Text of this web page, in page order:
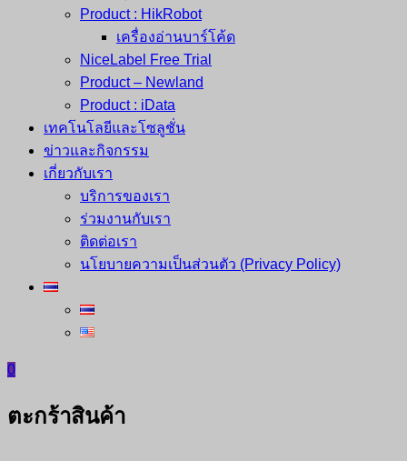
Product : HikRobot
เครื่องอ่านบาร์โค้ด
NiceLabel Free Trial
Product – Newland
Product : iData
เทคโนโลยีและโซลูชั่น
ข่าวและกิจกรรม
เกี่ยวกับเรา
บริการของเรา
ร่วมงานกับเรา
ติดต่อเรา
นโยบายความเป็นส่วนตัว (Privacy Policy)
0
ตะกร้าสินค้า